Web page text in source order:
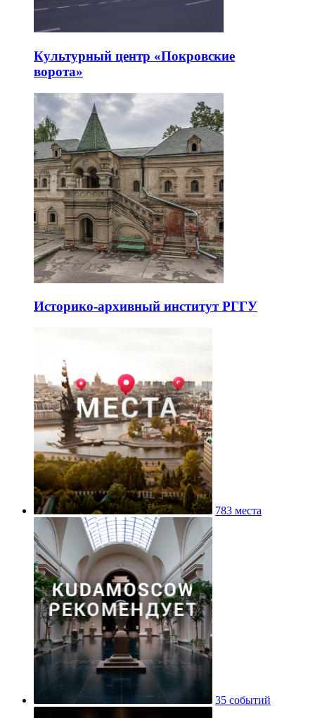
Культурный центр «Покровские
ворота»
Историко-архивный институт РГГУ
783 места
35 событий